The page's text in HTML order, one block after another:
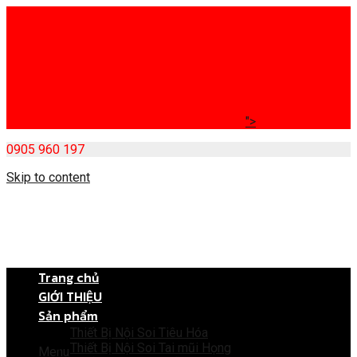
">
0905 960 197
Skip to content
Menu
Trang chủ
GIỚI THIỆU
Sản phẩm
Thiết Bị Nội Soi Tiêu Hóa
Thiết Bị Nội Soi Tai mũi Họng